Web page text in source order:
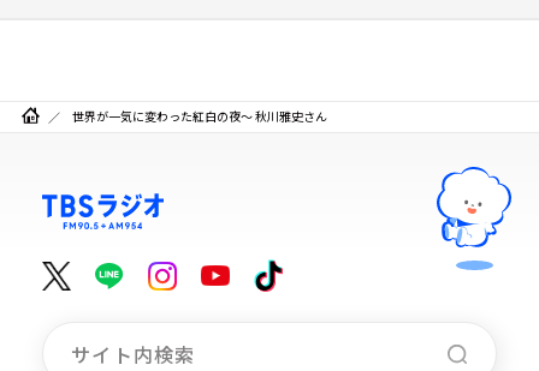
世界が一気に変わった紅白の夜～ 秋川雅史さん